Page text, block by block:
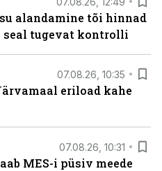
alandamine tõi hinnad
tugevat kontrolli
07.08.26, 10:35
eriload kahe
07.08.26, 10:31
MES-i püsiv meede